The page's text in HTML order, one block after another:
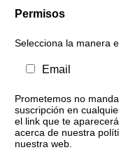
Permisos
Selecciona la manera
Email
Prometemos no
suscripción en
el link que te
acerca de nuestra
nuestra web.